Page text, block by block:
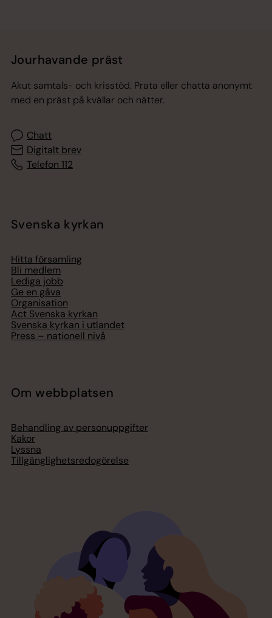
Jourhavande präst
Akut samtals- och krisstöd. Prata eller chatta anonymt
med en präst på kvällar och nätter.
Chatt
Digitalt brev
Telefon 112
Svenska kyrkan
Hitta församling
Bli medlem
Lediga jobb
Ge en gåva
Organisation
Act Svenska kyrkan
Svenska kyrkan i utlandet
Press – nationell nivå
Om webbplatsen
Behandling av personuppgifter
Kakor
Lyssna
Tillgänglighetsredogörelse